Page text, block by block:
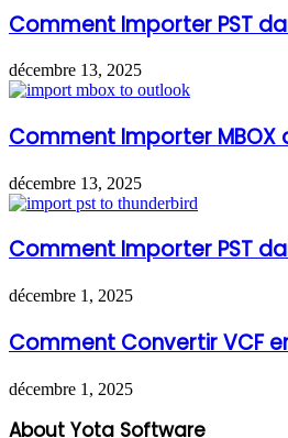
Comment Importer PST
décembre 13, 2025
Comment Importer MBOX
décembre 13, 2025
Comment Importer PST
décembre 1, 2025
Comment Convertir VCF
décembre 1, 2025
About Yota Software